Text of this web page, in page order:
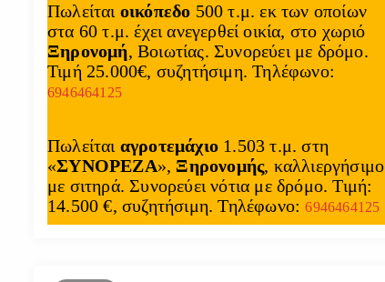
Πωλείται οικόπεδο 500 τ.μ. εκ των οποίων
στα 60 τ.μ. έχει ανεγερθεί οικία, στο χωριό
Ξηρονομή, Βοιωτίας. Συνορεύει με δρόμο.
Τιμή 25.000€, συζητήσιμη. Τηλέφωνο:
6946464125
Πωλείται αγροτεμάχιο 1.503 τ.μ. στη
«ΣΥΝΟΡΕΖΑ», Ξηρονομής, καλλιεργήσιμο
με σιτηρά. Συνορεύει νότια με δρόμο. Τιμή:
14.500 €, συζητήσιμη. Τηλέφωνο:6946464125